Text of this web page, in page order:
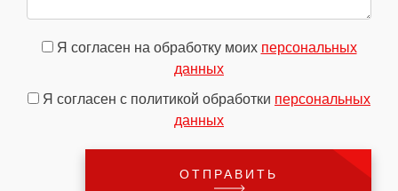
Я согласен на обработку моих персональных
данных
Я согласен с политикой обработки персональных
данных